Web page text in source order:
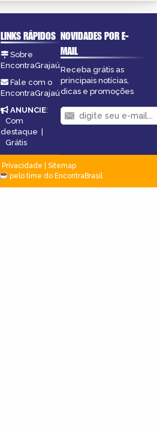
LINKS RÁPIDOS
Sobre
EncontraGrajaú
Fale com o
EncontraGrajaú
ANUNCIE:
Com
destaque |
Grátis
NOVIDADES POR E-
MAIL
Receba grátis as
principais notícias,
dicas e promoções
Privacidade
Sitemap
pelo time do EncontraBrasil